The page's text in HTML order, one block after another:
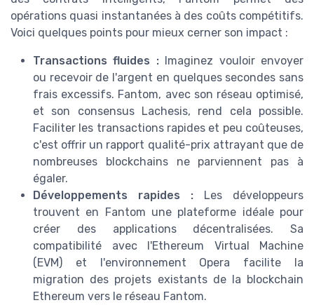
opérations quasi instantanées à des coûts compétitifs.
Voici quelques points pour mieux cerner son impact :
Transactions fluides :Imaginez vouloir envoyer
ou recevoir de l'argent en quelques secondes sans
frais excessifs. Fantom, avec son réseau optimisé,
et son consensus Lachesis, rend cela possible.
Faciliter les transactions rapides et peu coûteuses,
c'est offrir un rapport qualité-prix attrayant que de
nombreuses blockchains ne parviennent pas à
égaler.
Développements rapides : Les développeurs
trouvent en Fantom une plateforme idéale pour
créer des applications décentralisées. Sa
compatibilité avec l'Ethereum Virtual Machine
(EVM) et l'environnement Opera facilite la
migration des projets existants de la blockchain
Ethereum vers le réseau Fantom.